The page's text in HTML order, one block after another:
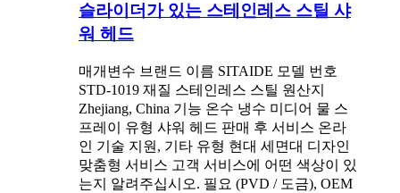
슬라이더가 있는 스테인레스 스틸 샤
워 헤드
매개변수 브랜드 이름 SITAIDE 모델 번호
STD-1019 재질 스테인레스 스틸 원산지
Zhejiang, China 기능 온수 냉수 미디어 물 스
프레이 유형 샤워 헤드 판매 후 서비스 온라
인 기술 지원, 기타 유형 현대 세면대 디자인
맞춤형 서비스 고객 서비스에 어떤 색상이 있
는지 알려주십시오. 필요 (PVD / 도금), OEM